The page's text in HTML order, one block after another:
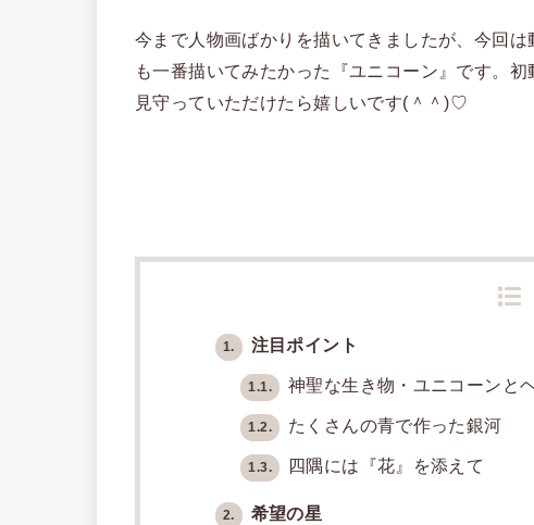
今まで人物画ばかりを描いてきましたが、今回
も一番描いてみたかった『ユニコーン』です。
見守っていただけたら嬉しいです(＾＾)♡
1. 注目ポイント
1.1. 神聖な生き物・ユニコーンと
1.2. たくさんの青で作った銀河
1.3. 四隅には『花』を添えて
2. 希望の星